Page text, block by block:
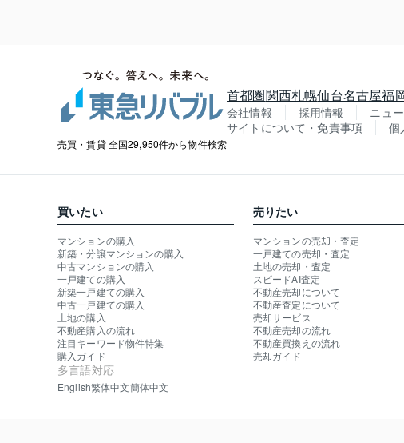
売買・賃貸 全国29,950件から物件検索
首都圏関西札幌仙台名古屋福
会社情報 採用情報 ニュ
サイトについて・免責事項
個
買いたい
マンションの購入
新築・分譲マンションの購入
中古マンションの購入
一戸建ての購入
新築一戸建ての購入
中古一戸建ての購入
土地の購入
不動産購入の流れ
注目キーワード物件特集
購入ガイド
多言語対応
English繁体中文簡体中文
売りたい
マンションの売却・査定
一戸建ての売却・査定
土地の売却・査定
スピードAI査定
不動産売却について
不動産査定について
売却サービス
不動産売却の流れ
不動産買換えの流れ
売却ガイド